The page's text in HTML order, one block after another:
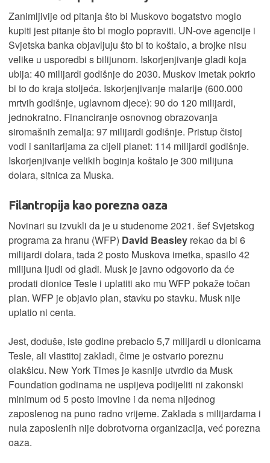
Zanimljivije od pitanja što bi Muskovo bogatstvo moglo
kupiti jest pitanje što bi moglo popraviti. UN-ove agencije i
Svjetska banka objavljuju što bi to koštalo, a brojke nisu
velike u usporedbi s bilijunom. Iskorjenjivanje gladi koja
ubija: 40 milijardi godišnje do 2030. Muskov imetak pokrio
bi to do kraja stoljeća. Iskorjenjivanje malarije (600.000
mrtvih godišnje, uglavnom djece): 90 do 120 milijardi,
jednokratno. Financiranje osnovnog obrazovanja
siromašnih zemalja: 97 milijardi godišnje. Pristup čistoj
vodi i sanitarijama za cijeli planet: 114 milijardi godišnje.
Iskorjenjivanje velikih boginja koštalo je 300 milijuna
dolara, sitnica za Muska.
Filantropija kao porezna oaza
Novinari su izvukli da je u studenome 2021. šef Svjetskog
programa za hranu (WFP) David Beasley rekao da bi 6
milijardi dolara, tada 2 posto Muskova imetka, spasilo 42
milijuna ljudi od gladi. Musk je javno odgovorio da će
prodati dionice Tesle i uplatiti ako mu WFP pokaže točan
plan. WFP je objavio plan, stavku po stavku. Musk nije
uplatio ni centa.
Jest, doduše, iste godine prebacio 5,7 milijardi u dionicama
Tesle, ali vlastitoj zakladi, čime je ostvario poreznu
olakšicu. New York Times je kasnije utvrdio da Musk
Foundation godinama ne uspijeva podijeliti ni zakonski
minimum od 5 posto imovine i da nema nijednog
zaposlenog na puno radno vrijeme. Zaklada s milijardama i
nula zaposlenih nije dobrotvorna organizacija, već porezna
oaza.